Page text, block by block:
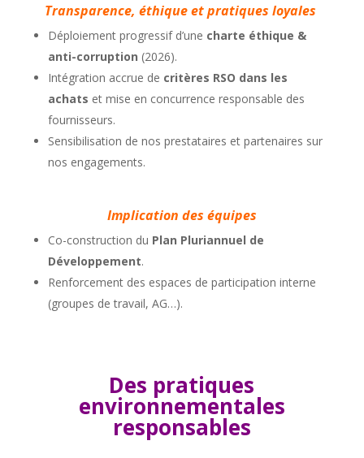
Transparence, éthique et pratiques loyales
Déploiement progressif d’une charte éthique &
anti-corruption (2026).
Intégration accrue de critères RSO dans les
achats et mise en concurrence responsable des
fournisseurs.
Sensibilisation de nos prestataires et partenaires sur
nos engagements.
Implication des équipes
Co-construction du Plan Pluriannuel de
Développement.
Renforcement des espaces de participation interne
(groupes de travail, AG…).
Des pratiques
environnementales
responsables